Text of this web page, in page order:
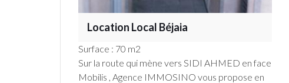
Location Local Béjaia
Surface : 70 m2
Sur la route qui mène vers SIDI AHMED en face
Mobilis , Agence IMMOSINO vous propose en